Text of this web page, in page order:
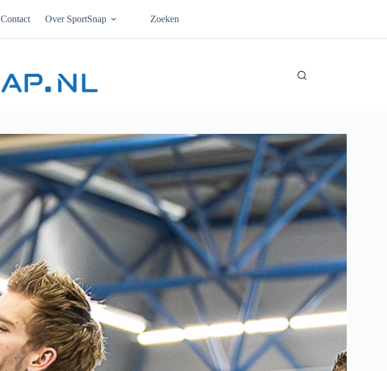
Contact Over SportSnap Zoeken